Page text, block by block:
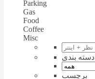
Parking
Gas
Food
Coffee
Misc
دسته بندی
برچسب